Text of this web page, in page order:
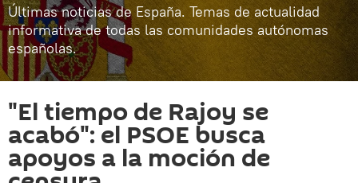
Últimas noticias de España. Temas de actualidad
informativa de todas las comunidades autónomas
españolas.
"El tiempo de Rajoy se
acabó": el PSOE busca
apoyos a la moción de